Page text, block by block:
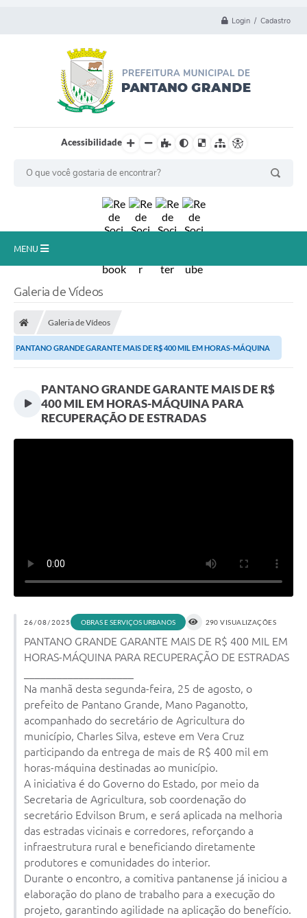
Login / Cadastro
Acessibilidade
MENU
Publicações / Transparência
Secretarias
Ouvidoria
Expocal, Festa do Cavalo e o Relincho da Canção Nativa
Arquivos para Download
Notícias
Turismo
Contas Públicas
Legislação
Editais
Telefones Úteis
Agenda
Diário Oficial
Galeria de Vídeos
Galeria de Vídeos
PANTANO GRANDE GARANTE MAIS DE R$ 400 MIL EM HORAS-MÁQUINA
PANTANO GRANDE GARANTE MAIS DE R$
400 MIL EM HORAS-MÁQUINA PARA
RECUPERAÇÃO DE ESTRADAS
26/08/2025 OBRAS E SERVIÇOS URBANOS 290 VISUALIZAÇÕES
PANTANO GRANDE GARANTE MAIS DE R$ 400 MIL EM
HORAS-MÁQUINA PARA RECUPERAÇÃO DE ESTRADAS
Na manhã desta segunda-feira, 25 de agosto, o
prefeito de Pantano Grande, Mano Paganotto,
acompanhado do secretário de Agricultura do
município, Charles Silva, esteve em Vera Cruz
participando da entrega de mais de R$ 400 mil em
horas-máquina destinadas ao município.
A iniciativa é do Governo do Estado, por meio da
Secretaria de Agricultura, sob coordenação do
secretário Edvilson Brum, e será aplicada na melhoria
das estradas vicinais e corredores, reforçando a
infraestrutura rural e beneficiando diretamente
produtores e comunidades do interior.
Durante o encontro, a comitiva pantanense já iniciou a
elaboração do plano de trabalho para a execução do
projeto, garantindo agilidade na aplicação do benefício.